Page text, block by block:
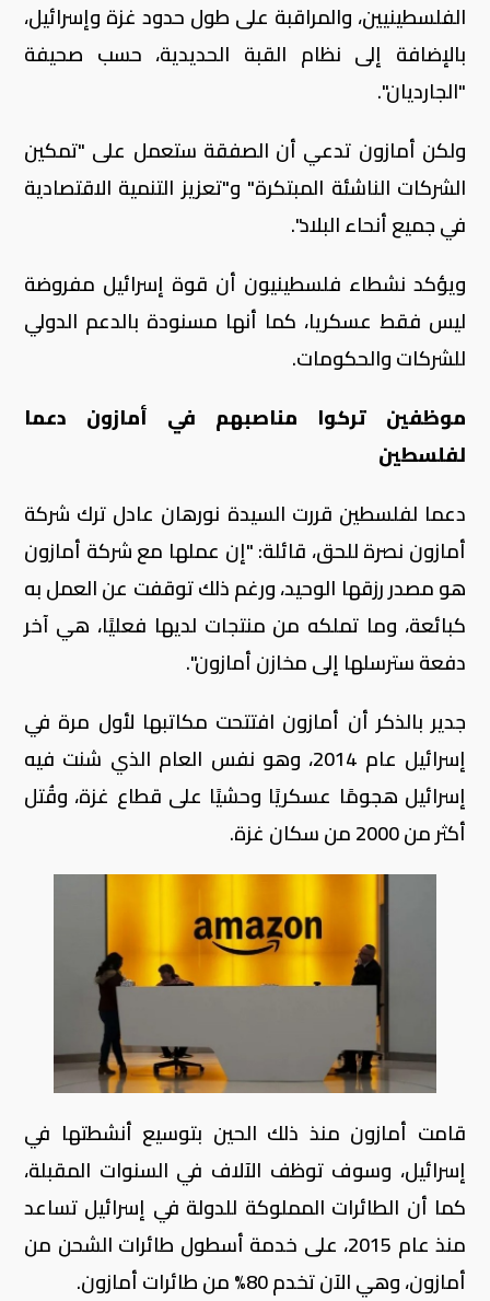
الفلسطينيين، والمراقبة على طول حدود غزة وإسرائيل،
بالإضافة إلى نظام القبة الحديدية، حسب صحيفة
"الجارديان".
ولكن أمازون تدعي أن الصفقة ستعمل على "تمكين
الشركات الناشئة المبتكرة" و"تعزيز التنمية الاقتصادية
في جميع أنحاء البلاد".
ويؤكد نشطاء فلسطينيون أن قوة إسرائيل مفروضة
ليس فقط عسكريا، كما أنها مسنودة بالدعم الدولي
للشركات والحكومات.
موظفين تركوا مناصبهم في أمازون دعما
لفلسطين
دعما لفلسطين قررت السيدة نورهان عادل ترك شركة
أمازون نصرة للحق، قائلة: "إن عملها مع شركة أمازون
هو مصدر رزقها الوحيد، ورغم ذلك توقفت عن العمل به
كبائعة، وما تملكه من منتجات لديها فعليًا، هي آخر
دفعة سترسلها إلى مخازن أمازون".
جدير بالذكر أن أمازون افتتحت مكاتبها لأول مرة في
إسرائيل عام 2014، وهو نفس العام الذي شنت فيه
إسرائيل هجومًا عسكريًا وحشيًا على قطاع غزة، وقُتل
أكثر من 2000 من سكان غزة.
قامت أمازون منذ ذلك الحين بتوسيع أنشطتها في
إسرائيل، وسوف توظف الآلاف في السنوات المقبلة،
كما أن الطائرات المملوكة للدولة في إسرائيل تساعد
منذ عام 2015، على خدمة أسطول طائرات الشحن من
أمازون، وهي الآن تخدم 80% من طائرات أمازون.